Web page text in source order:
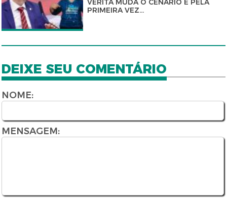
VERITÁ MUDA O CENÁRIO E PELA
PRIMEIRA VEZ...
DEIXE SEU COMENTÁRIO
NOME:
MENSAGEM: